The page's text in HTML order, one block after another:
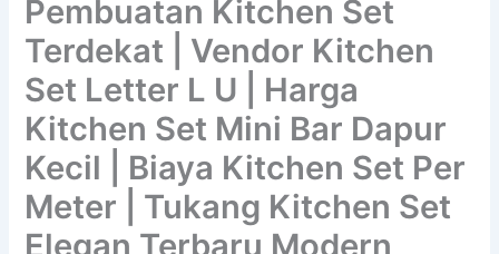
Pembuatan Kitchen Set
Terdekat | Vendor Kitchen
Set Letter L U | Harga
Kitchen Set Mini Bar Dapur
Kecil | Biaya Kitchen Set Per
Meter | Tukang Kitchen Set
Elegan Terbaru Modern